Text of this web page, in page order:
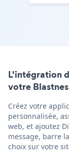
L'intégration
votre
Créez votre
personnalisée,
web, et ajoutez
message, barre
choix sur votre